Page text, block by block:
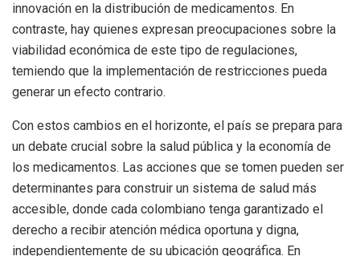
innovación en la distribución de medicamentos. En
contraste, hay quienes expresan preocupaciones sobre la
viabilidad económica de este tipo de regulaciones,
temiendo que la implementación de restricciones pueda
generar un efecto contrario.
Con estos cambios en el horizonte, el país se prepara para
un debate crucial sobre la salud pública y la economía de
los medicamentos. Las acciones que se tomen pueden ser
determinantes para construir un sistema de salud más
accesible, donde cada colombiano tenga garantizado el
derecho a recibir atención médica oportuna y digna,
independientemente de su ubicación geográfica. En